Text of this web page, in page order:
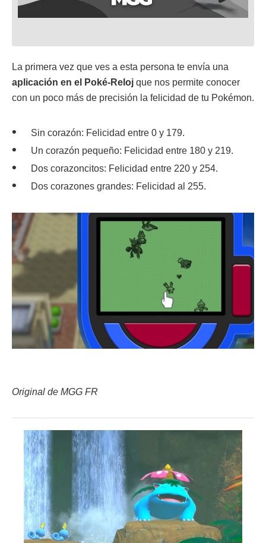
La primera vez que ves a esta persona te envía una
aplicación en el Poké-Reloj que nos permite conocer
con un poco más de precisión la felicidad de tu Pokémon.
Sin corazón: Felicidad entre 0 y 179.
Un corazón pequeño: Felicidad entre 180 y 219.
Dos corazoncitos: Felicidad entre 220 y 254.
Dos corazones grandes: Felicidad al 255.
Original de MGG FR